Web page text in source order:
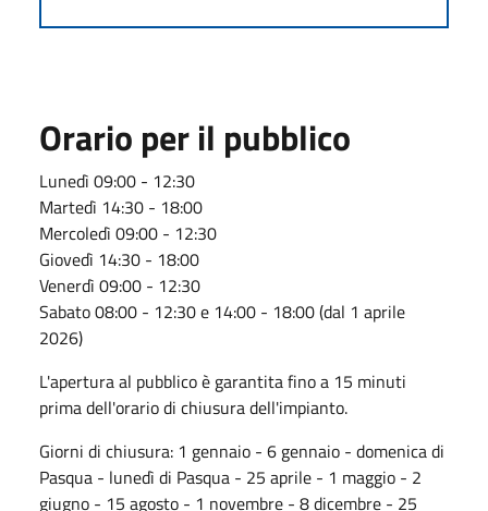
Orario per il pubblico
Lunedì 09:00 - 12:30
Martedì 14:30 - 18:00
Mercoledì 09:00 - 12:30
Giovedì 14:30 - 18:00
Venerdì 09:00 - 12:30
Sabato 08:00 - 12:30 e 14:00 - 18:00 (dal 1 aprile
2026)
L'apertura al pubblico è garantita fino a 15 minuti
prima dell'orario di chiusura dell'impianto.
Giorni di chiusura: 1 gennaio - 6 gennaio - domenica di
Pasqua - lunedì di Pasqua - 25 aprile - 1 maggio - 2
giugno - 15 agosto - 1 novembre - 8 dicembre - 25